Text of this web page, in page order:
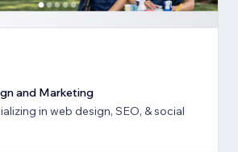
and Marketing
in web design, SEO, & social